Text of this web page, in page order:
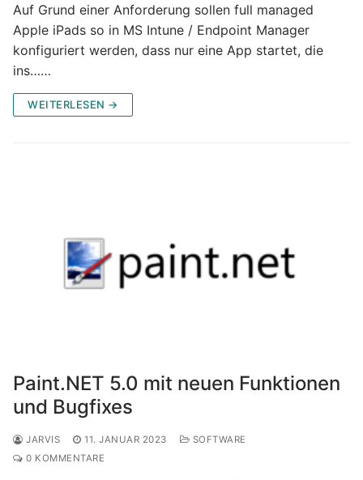
Auf Grund einer Anforderung sollen full managed
Apple iPads so in MS Intune / Endpoint Manager
konfiguriert werden, dass nur eine App startet, die
ins……
WEITERLESEN →
Paint.NET 5.0 mit neuen Funktionen
und Bugfixes
JARVIS 11. JANUAR 2023
SOFTWARE
0 KOMMENTARE